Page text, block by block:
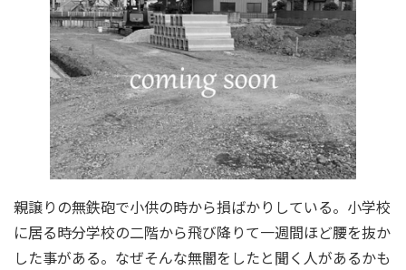
親譲りの無鉄砲で小供の時から損ばかりしている。小学校
に居る時分学校の二階から飛び降りて一週間ほど腰を抜か
した事がある。なぜそんな無闇をしたと聞く人があるかも